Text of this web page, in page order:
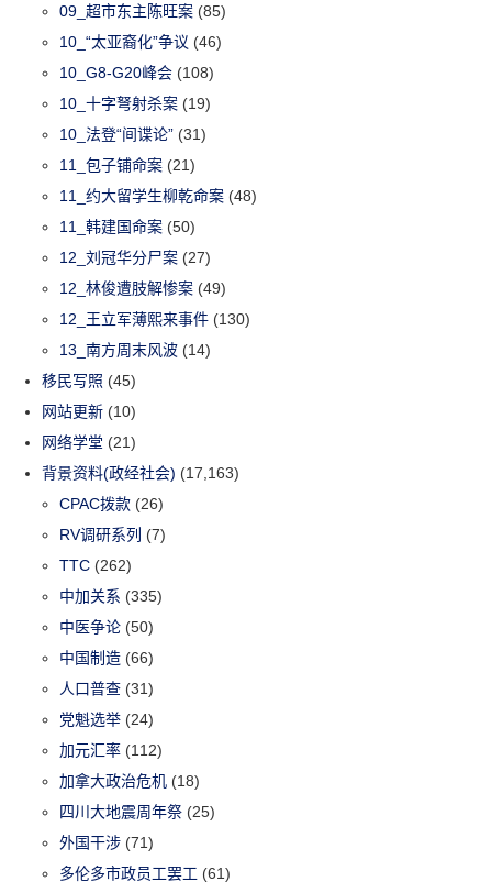
09_超市东主陈旺案 (85)
10_“太亚裔化”争议 (46)
10_G8-G20峰会 (108)
10_十字弩射杀案 (19)
10_法登“间谍论” (31)
11_包子铺命案 (21)
11_约大留学生柳乾命案 (48)
11_韩建国命案 (50)
12_刘冠华分尸案 (27)
12_林俊遭肢解惨案 (49)
12_王立军薄熙来事件 (130)
13_南方周末风波 (14)
移民写照 (45)
网站更新 (10)
网络学堂 (21)
背景资料(政经社会) (17,163)
CPAC拨款 (26)
RV调研系列 (7)
TTC (262)
中加关系 (335)
中医争论 (50)
中国制造 (66)
人口普查 (31)
党魁选举 (24)
加元汇率 (112)
加拿大政治危机 (18)
四川大地震周年祭 (25)
外国干涉 (71)
多伦多市政员工罢工 (61)